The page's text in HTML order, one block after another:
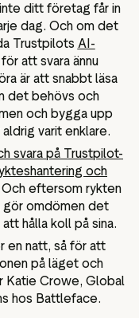
ditt företag får in
dag. Och om det
Trustpilots AI-
att svara ännu
är att snabbt läsa
det behövs och
och bygga upp
varit enklare.
svara på Trustpilot-
och
Och eftersom rykten
gör omdömen det
hålla koll på sina.
en natt, så för att
på läget och
Katie Crowe, Global
hos Battleface.